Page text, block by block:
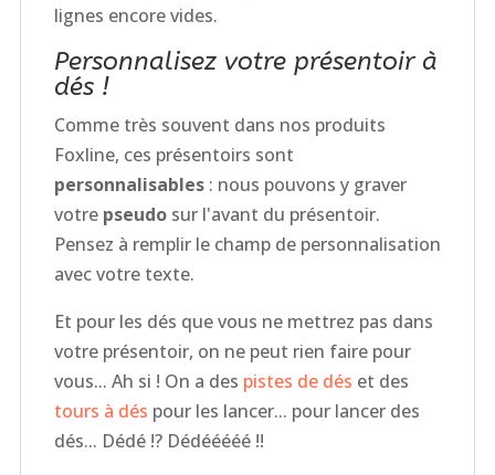
lignes encore vides.
Personnalisez votre présentoir à
dés !
Comme très souvent dans nos produits
Foxline, ces présentoirs sont
personnalisables: nous pouvons y graver
votre pseudosur l'avant du présentoir.
Pensez à remplir le champ de personnalisation
avec votre texte.
Et pour les dés que vous ne mettrez pas dans
votre présentoir, on ne peut rien faire pour
vous... Ah si ! On a des pistes de dés et des
tours à dés pour les lancer... pour lancer des
dés... Dédé !? Dédééééé !!